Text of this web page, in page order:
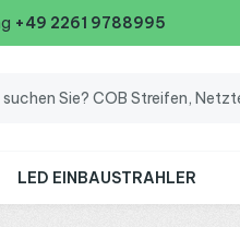
+49 2261 9788995
LED EINBAUSTRAHLER